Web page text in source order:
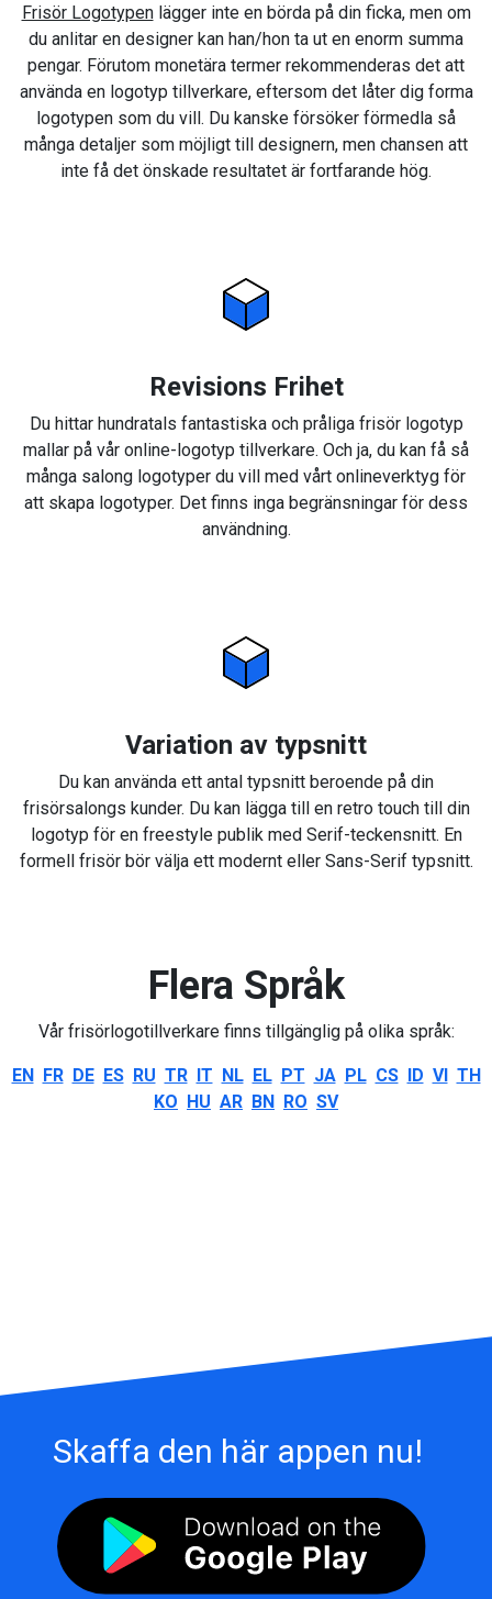
Frisör Logotypenlägger inte en börda på din ficka, men om
du anlitar en designer kan han/hon ta ut en enorm summa
pengar. Förutom monetära termer rekommenderas det att
använda en logotyp tillverkare, eftersom det låter dig forma
logotypen som du vill. Du kanske försöker förmedla så
många detaljer som möjligt till designern, men chansen att
inte få det önskade resultatet är fortfarande hög.
Revisions Frihet
Du hittar hundratals fantastiska och pråliga frisör logotyp
mallar på vår online-logotyp tillverkare. Och ja, du kan få så
många salong logotyper du vill med vårt onlineverktyg för
att skapa logotyper. Det finns inga begränsningar för dess
användning.
Variation av typsnitt
Du kan använda ett antal typsnitt beroende på din
frisörsalongs kunder. Du kan lägga till en retro touch till din
logotyp för en freestyle publik med Serif-teckensnitt. En
formell frisör bör välja ett modernt eller Sans-Serif typsnitt.
Flera Språk
Vår frisörlogotillverkare finns tillgänglig på olika språk:
EN FR DE ES RU TR IT NL EL PT JA PL CS ID VI TH
KO HU AR BN RO SV
Skaffa den här appen nu!